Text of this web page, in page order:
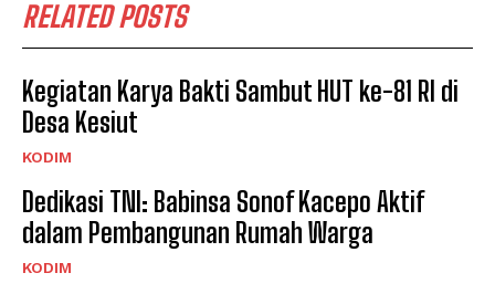
RELATED POSTS
Kegiatan Karya Bakti Sambut HUT ke-81 RI di
Desa Kesiut
KODIM
Dedikasi TNI: Babinsa Sonof Kacepo Aktif
dalam Pembangunan Rumah Warga
KODIM